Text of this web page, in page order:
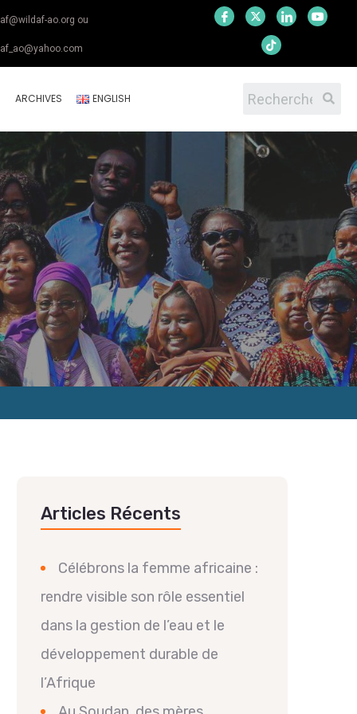
ao.org ou
ARCHIVES ENGLISH
Articles Récents
Célébrons la femme africaine :
rendre visible son rôle essentiel
dans la gestion de l’eau et le
développement durable de
l’Afrique